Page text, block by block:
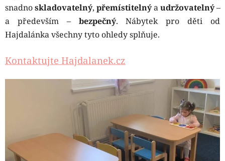
snadnoskladovatelný, přemístitelnýaudržovatelný–
a především –
bezpečný. Nábytek pro děti od
Hajdalánka všechny tyto ohledy splňuje.
Kontaktujte Hajdalanek.cz